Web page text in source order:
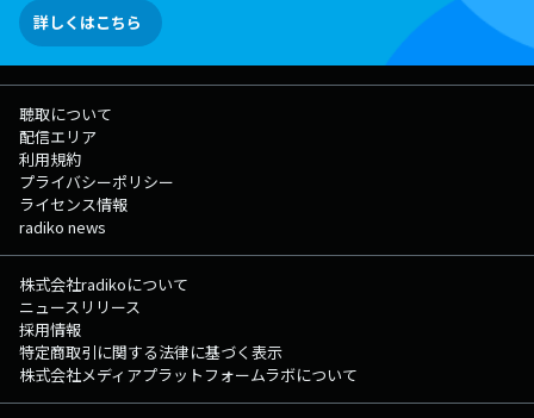
詳しくはこちら
聴取について
配信エリア
利用規約
プライバシーポリシー
ライセンス情報
radiko news
株式会社radikoについて
ニュースリリース
採用情報
特定商取引に関する法律に基づく表示
株式会社メディアプラットフォームラボについて